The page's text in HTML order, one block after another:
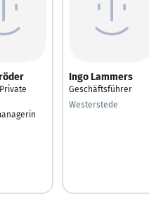
Ingo Lammers
Geschäftsführer
Westerstede